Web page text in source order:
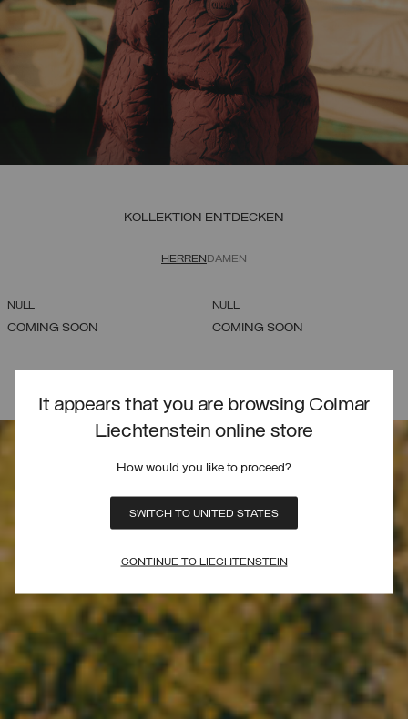
It appears that you are browsing Colmar
Liechtenstein online store
How would you like to proceed?
SWITCH TO UNITED STATES
CONTINUE TO LIECHTENSTEIN
KOLLEKTION ENTDECKEN
HERREN DAMEN
NULL
COMING SOON
NULL
COMING SOON